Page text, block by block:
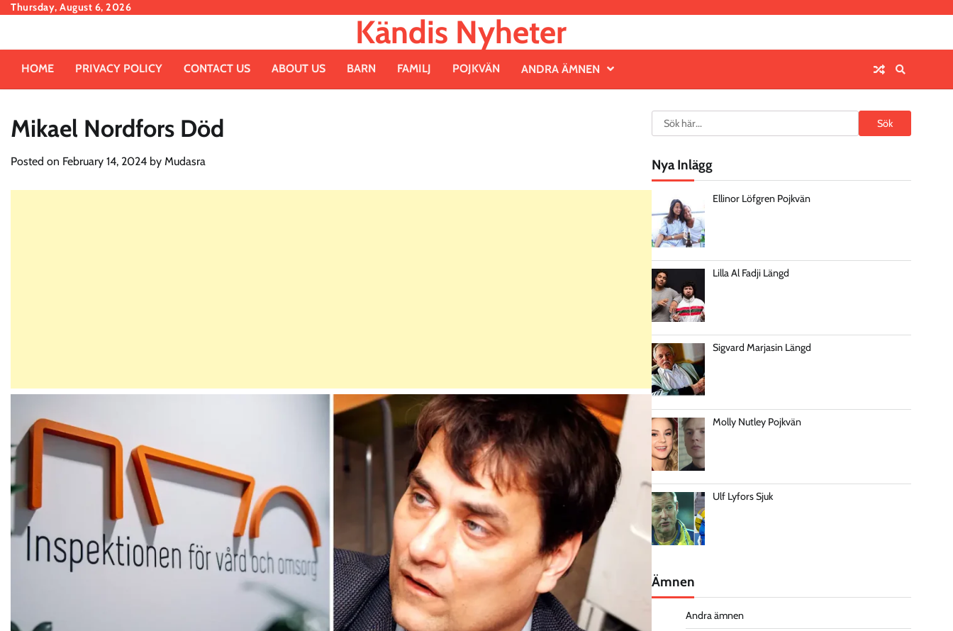
SkipThursday, August 6, 2026
Kändis Nyheter
HOME PRIVACY POLICY CONTACT US ABOUT US BARN FAMILJ POJKVÄN ANDRA ÄMNEN
Mikael Nordfors Död
Posted on February 14, 2024 by Mudasra
Search Sök
Nya Inlägg
Ellinor Löfgren Pojkvän
Lilla Al Fadji Längd
Sigvard Marjasin Längd
Molly Nutley Pojkvän
Ulf Lyfors Sjuk
Ämnen
Andra ämnen